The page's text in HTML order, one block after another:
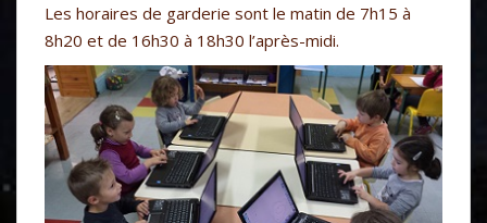
Les horaires de garderie sont le matin de 7h15 à
8h20 et de 16h30 à 18h30 l’après-midi.